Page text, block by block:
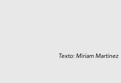
Texto: Miriam